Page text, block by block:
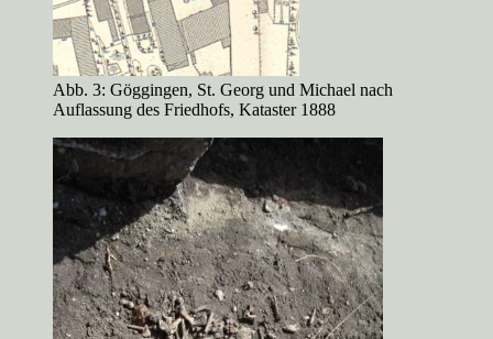
Abb. 3: Göggingen, St. Georg und Michael nach
Auflassung des Friedhofs, Kataster 1888